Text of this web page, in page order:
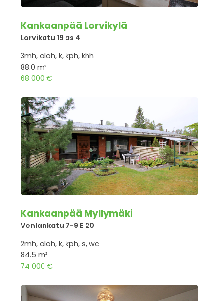
Kankaanpää Lorvikylä
Lorvikatu 19 as 4
3mh, oloh, k, kph, khh
88.0 m²
68 000 €
Kankaanpää Myllymäki
Venlankatu 7-9 E 20
2mh, oloh, k, kph, s, wc
84.5 m²
74 000 €